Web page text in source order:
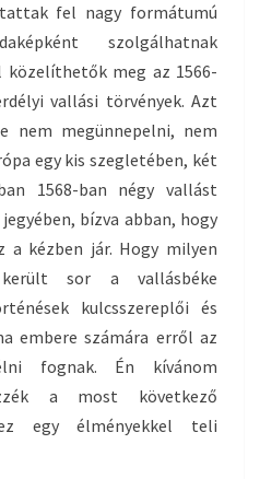
fel nagy formátumú
szolgálhatnak
közelíthetők meg az 1566-
vallási törvények. Azt
nem megünnepelni, nem
egy kis szegletében, két
1568-ban négy vallást
bízva abban, hogy
a kézben jár. Hogy milyen
sor a vallásbéke
kulcsszereplői és
embere számára erről az
fognak. Én kívánom
a most következő
egy élményekkel teli